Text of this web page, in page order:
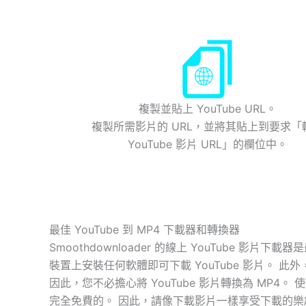
複製並貼上 YouTube URL。
複製所需影片的 URL，並將其貼上到要求「
YouTube 影片 URL」的欄位中。
最佳 YouTube 到 MP4 下載器和轉換器
Smoothdownloader 的線上 YouTube 影片下載器
裝置上安裝任何軟體即可下載 YouTube 影片。 此
因此，您不必擔心將 YouTube 影片轉換為 MP4。
完全免費的。 因此，請像下載影片一樣享受下載的